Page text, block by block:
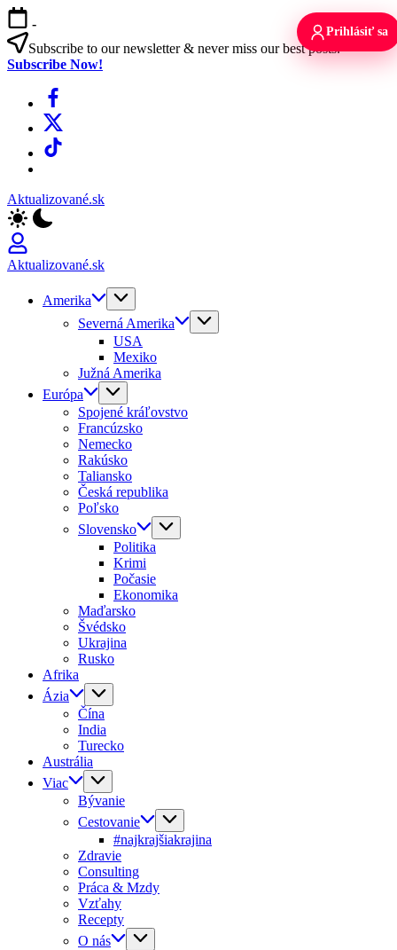
Skip
to
content
-
Subscribe to our newsletter & never miss our best posts.
Subscribe Now!
Facebook
X
TikTok
Aktualizované.sk
Aktualizované.sk
Amerika
Severná Amerika
USA
Mexiko
Južná Amerika
Európa
Spojené kráľovstvo
Francúzsko
Nemecko
Rakúsko
Taliansko
Česká republika
Poľsko
Slovensko
Politika
Krimi
Počasie
Ekonomika
Maďarsko
Švédsko
Ukrajina
Rusko
Afrika
Ázia
Čína
India
Turecko
Austrália
Viac
Bývanie
Cestovanie
#najkrajšiakrajina
Zdravie
Consulting
Práca & Mzdy
Vzťahy
Recepty
O nás
Prihlásiť sa